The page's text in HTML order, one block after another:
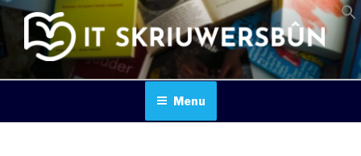
Skip
content
IT SKRIUWERSBOUN
Menu